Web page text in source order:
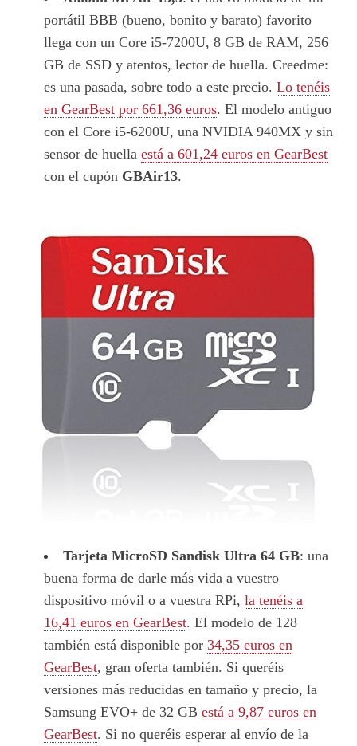
portátil BBB (bueno, bonito y barato) favorito
llega con un Core i5-7200U, 8 GB de RAM, 256
GB de SSD y atentos, lector de huella. Creedme:
es una pasada, sobre todo a este precio. Lo tenéis
en GearBest por 661,36 euros. El modelo antiguo
con el Core i5-6200U, una NVIDIA 940MX y sin
sensor de huella está a 601,24 euros en GearBest
con el cupón GBAir13.
Tarjeta MicroSD Sandisk Ultra 64 GB: una
buena forma de darle más vida a vuestro
dispositivo móvil o a vuestra RPi, la tenéis a
16,41 euros en GearBest. El modelo de 128
también está disponible por 34,35 euros en
GearBest, gran oferta también. Si queréis
versiones más reducidas en tamaño y precio, la
Samsung EVO+ de 32 GB está a 9,87 euros en
GearBest. Si no queréis esperar al envío de la